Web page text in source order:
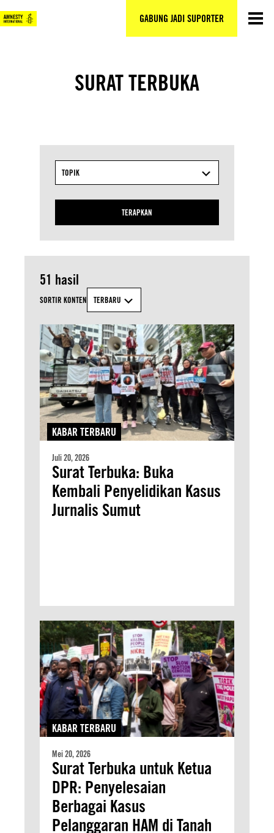
GABUNG JADI SUPORTER
ke
konten
SURAT TERBUKA
TOPIK
TERAPKAN
51 hasil
SORTIR KONTEN TERBARU
KABAR TERBARU
Juli 20, 2026
Surat Terbuka: Buka
Kembali Penyelidikan Kasus
Jurnalis Sumut
KABAR TERBARU
Mei 20, 2026
Surat Terbuka untuk Ketua
DPR: Penyelesaian
Berbagai Kasus
Pelanggaran HAM di Tanah